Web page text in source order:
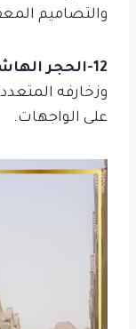
والتصاميم
12-الحجر الهاشمي المنقوش
وزخارفه
على الواجهات.